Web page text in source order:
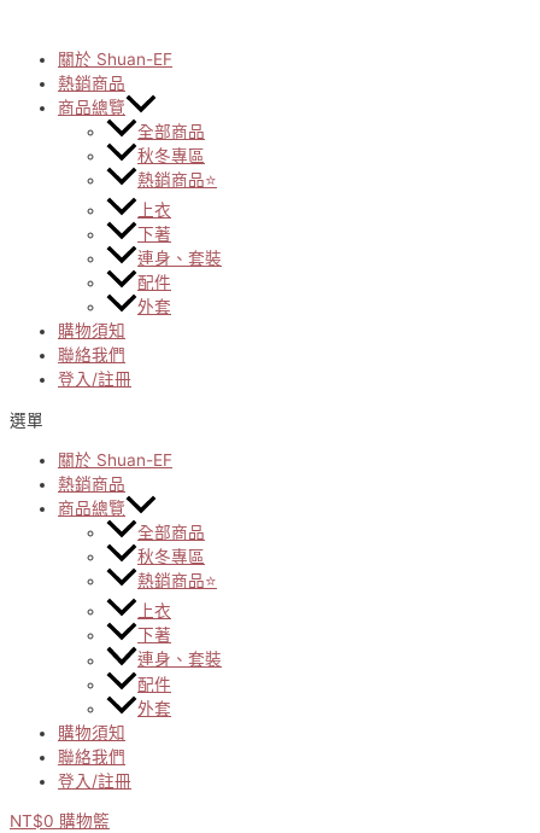
content關於 Shuan-EF
熱銷商品
商品總覽
全部商品
秋冬專區
熱銷商品⭐
上衣
下著
連身、套裝
配件
外套
購物須知
聯絡我們
登入/註冊
選單
關於 Shuan-EF
熱銷商品
商品總覽
全部商品
秋冬專區
熱銷商品⭐
上衣
下著
連身、套裝
配件
外套
購物須知
聯絡我們
登入/註冊
NT$0 購物籃